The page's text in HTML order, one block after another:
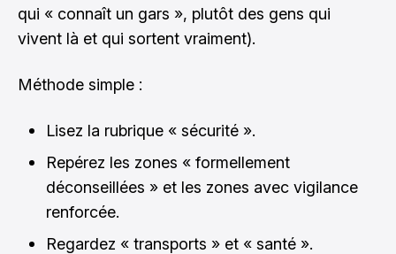
qui « connaît un gars », plutôt des gens qui
vivent là et qui sortent vraiment).
Méthode simple :
Lisez la rubrique « sécurité ».
Repérez les zones « formellement
déconseillées » et les zones avec vigilance
renforcée.
Regardez « transports » et « santé ».